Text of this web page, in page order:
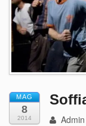
MAG
8
2014 Admin